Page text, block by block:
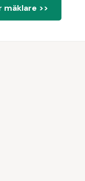
mäklare >>